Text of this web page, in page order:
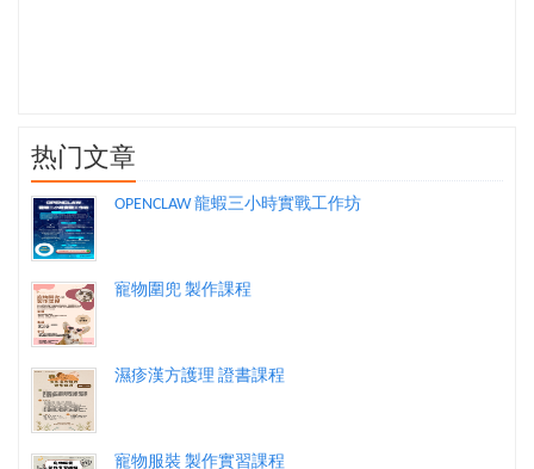
热门文章
OPENCLAW 龍蝦三小時實戰工作坊
寵物圍兜 製作課程
濕疹漢方護理 證書課程
寵物服裝 製作實習課程